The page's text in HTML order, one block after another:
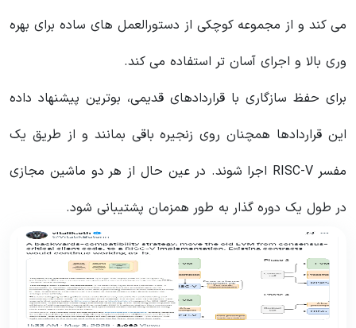
می کند و از مجموعه کوچکی از دستورالعمل های ساده برای بهره
وری بالا و اجرای آسان تر استفاده می کند.
برای حفظ سازگاری با قراردادهای قدیمی، بوترین پیشنهاد داده
این قراردادها همچنان روی زنجیره باقی بمانند و از طریق یک
مفسر RISC-V اجرا شوند. در عین حال از هر دو ماشین مجازی
در طول یک دوره گذار به طور همزمان پشتیبانی شود.